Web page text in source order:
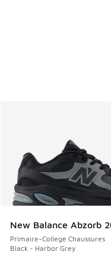
New Balance Abzorb
Primaire-College Chaussures
Black - Harbor Grey